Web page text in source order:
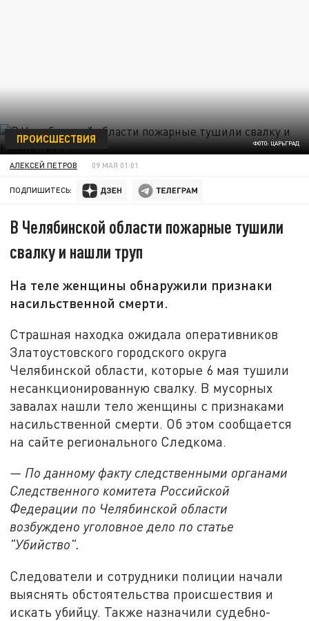
ФОТО: ЦАРЬГРАД
ПРОИСШЕСТВИЯ
АЛЕКСЕЙ ПЕТРОВ 09 МАЯ 01:01
ПОДПИШИТЕСЬ:
В Челябинской области пожарные тушили
свалку и нашли труп
На теле женщины обнаружили признаки
насильственной смерти.
Страшная находка ожидала оперативников
Златоустовского городского округа
Челябинской области, которые 6 мая тушили
несанкционированную свалку. В мусорных
завалах нашли тело женщины с признаками
насильственной смерти. Об этом сообщается
на сайте регионального Следкома.
— По данному факту следственными органами
Следственного комитета Российской
Федерации по Челябинской области
возбуждено уголовное дело по статье
"Убийство".
Следователи и сотрудники полиции начали
выяснять обстоятельства происшествия и
искать убийцу. Также назначили судебно-